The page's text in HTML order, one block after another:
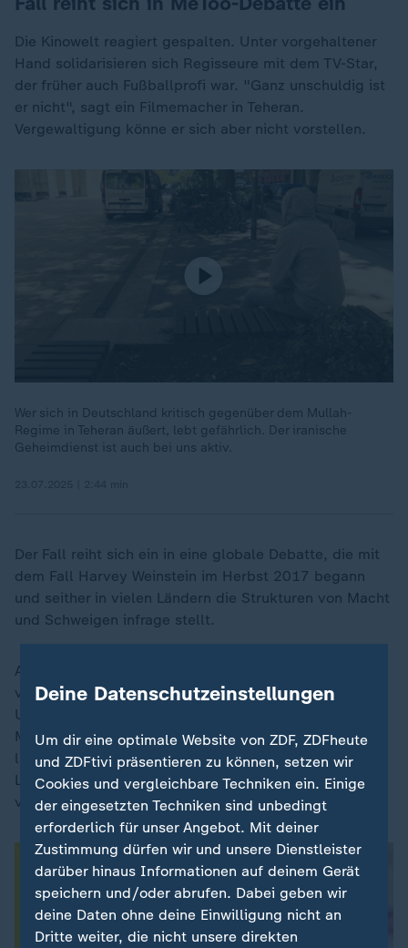
Die Kinowelt reagiert gespalten. Unter vorgehaltener
Hand solidarisieren sich Regisseure mit dem TV-Star,
der früher auch Fußballprofi war. "Ganz unschuldig ist
er nicht", sagt ein Filmemacher in Teheran.
Vergewaltigung könne er sich aber nicht vorstellen.
Wer sich in Deutschland kritisch gegenüber dem Mullah-
Regime in Teheran äußert, lebt gefährlich. Der iranische
Geheimdienst ist auch bei uns aktiv.
Der Fall reiht sich ein in eine globale Debatte, die mit
dem Fall Harvey Weinstein im Herbst 2017 begann
und seither in vielen Ländern die Strukturen von Macht
und Schweigen infrage stellt.
Auch im Iran gibt es seit einigen Jahren eine
vorsichtige MeToo-Bewegung. Doch der öffentliche
Umgang mit sexueller Gewalt ist geprägt von
Misstrauen, Tabus und rechtlichen Hürden. Seit den
landesweiten Protesten unter dem Slogan "Frau,
Leben, Freiheit" vor drei Jahren aber hat sich etwas
verschoben.
Deine Datenschutzeinstellungen
Um dir eine optimale Website von ZDF, ZDFheute
und ZDFtivi präsentieren zu können, setzen wir
Cookies und vergleichbare Techniken ein. Einige
der eingesetzten Techniken sind unbedingt
erforderlich für unser Angebot. Mit deiner
Zustimmung dürfen wir und unsere Dienstleister
darüber hinaus Informationen auf deinem Gerät
speichern und/oder abrufen. Dabei geben wir
deine Daten ohne deine Einwilligung nicht an
Dritte weiter, die nicht unsere direkten